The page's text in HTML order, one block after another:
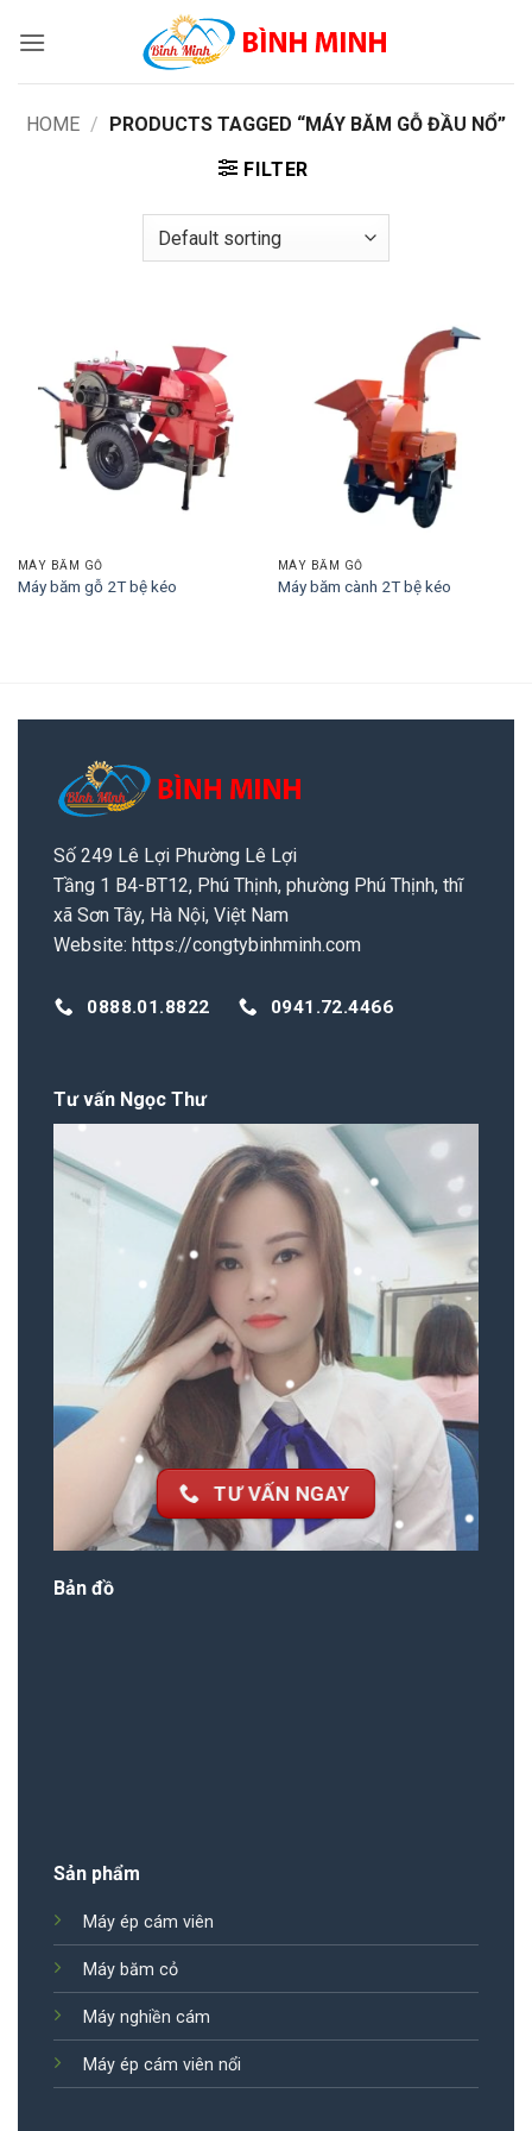
HOME / PRODUCTS TAGGED “MÁY BĂM GỖ ĐẦU NỔ”
FILTER
MÁY BĂM GỖ
Máy băm gỗ 2T bệ kéo
MÁY BĂM GỖ
Máy băm cành 2T bệ kéo
Số 249 Lê Lợi Phường Lê Lợi
Tầng 1 B4-BT12, Phú Thịnh, phường Phú Thịnh, thĩ
xã Sơn Tây, Hà Nội, Việt Nam
Website: https://congtybinhminh.com
0888.01.8822 0941.72.4466
Tư vấn Ngọc Thư
TƯ VẤN NGAY
Bản đồ
Sản phẩm
Máy ép cám viên
Máy băm cỏ
Máy nghiền cám
Máy ép cám viên nổi